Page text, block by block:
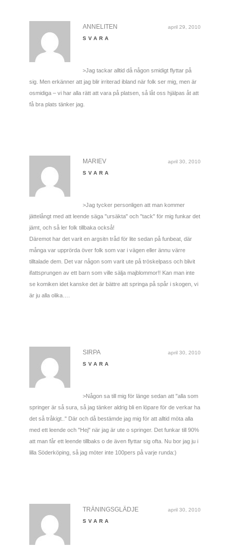
april 29, 2010
ANNELITEN
SVARA
>Jag tackar alltid då någon smidigt flyttar på
sig. Men erkänner att jag blir irriterad ibland när folk ser mig, men är
osmidiga – vi har alla rätt att vara på platsen, så låt oss hjälpas åt att
få bra plats tänker jag.
april 30, 2010
MARIEV
SVARA
>Jag tycker personligen att man kommer
jättelångt med att leende säga "ursäkta" och "tack" för mig funkar det
jämt, och så ler folk tillbaka också!
Däremot har det varit en argsitn tråd för lite sedan på funbeat, där
många var upprörda över folk som var i vägen eller ännu värre
tilltalade dem. Det var någon som varit ute på tröskelpass och blivit
ifattsprungen av ett barn som ville sälja majblommor!! Kan man inte
se komiken idet kanske det är bättre att springa på spår i skogen, vi
är ju alla olika….
april 30, 2010
SIRPA
SVARA
>Någon sa till mig för länge sedan att "alla som
springer är så sura, så jag tänker aldrig bli en löpare för de verkar ha
det så tråkigt.." Där och då bestämde jag mig för att alltid möta alla
med ett leende och "Hej" när jag är ute o springer. Det funkar till 90%
att man får ett leende tillbaks o de även flyttar sig ofta. Nu bor jag ju i
lilla Söderköping, så jag möter inte 100pers på varje runda:)
april 30, 2010
TRÄNINGSGLÄDJE
SVARA